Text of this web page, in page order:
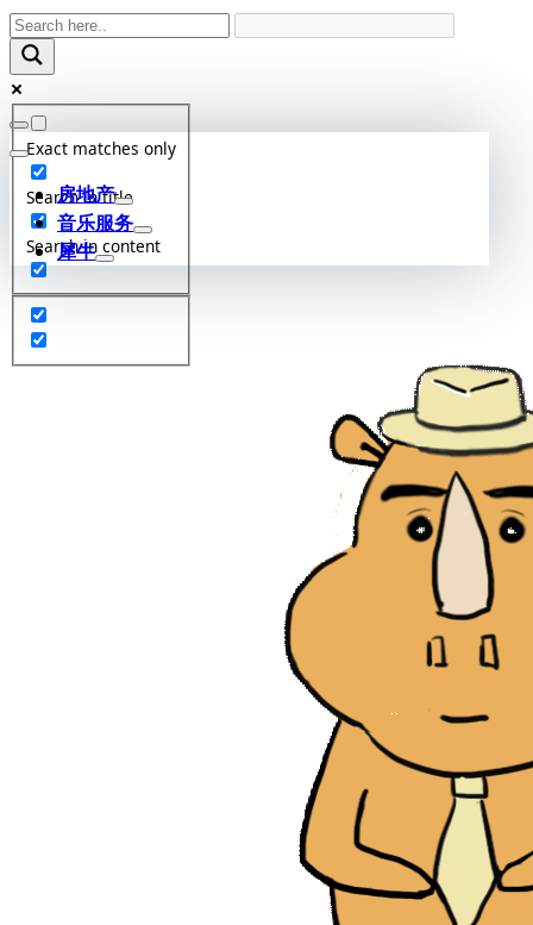
Skip
to
content
Exact matches only
Search in title
Search in content
房地产
音乐服务
犀牛